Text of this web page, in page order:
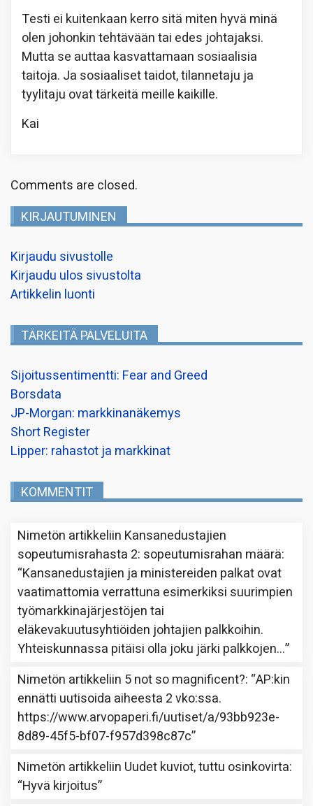
Testi ei kuitenkaan kerro sitä miten hyvä minä
olen johonkin tehtävään tai edes johtajaksi.
Mutta se auttaa kasvattamaan sosiaalisia
taitoja. Ja sosiaaliset taidot, tilannetaju ja
tyylitaju ovat tärkeitä meille kaikille.
Kai
Comments are closed.
KIRJAUTUMINEN
Kirjaudu sivustolle
Kirjaudu ulos sivustolta
Artikkelin luonti
TÄRKEITÄ PALVELUITA
Sijoitussentimentti: Fear and Greed
Borsdata
JP-Morgan: markkinanäkemys
Short Register
Lipper: rahastot ja markkinat
KOMMENTIT
Nimetön artikkeliin Kansanedustajien
sopeutumisrahasta 2: sopeutumisrahan määrä:
“Kansanedustajien ja ministereiden palkat ovat
vaatimattomia verrattuna esimerkiksi suurimpien
työmarkkinajärjestöjen tai
eläkevakuutusyhtiöiden johtajien palkkoihin.
Yhteiskunnassa pitäisi olla joku järki palkkojen…”
Nimetön artikkeliin 5 not so magnificent?: “AP:kin
ennätti uutisoida aiheesta 2 vko:ssa.
https://www.arvopaperi.fi/uutiset/a/93bb923e-
8d89-45f5-bf07-f957d398c87c”
Nimetön artikkeliin Uudet kuviot, tuttu osinkovirta:
“Hyvä kirjoitus”